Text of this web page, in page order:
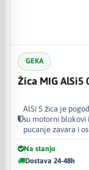
GEKA
Žica MIG AlSi5
AlSi 5 žica je
su motorni blokovi
pucanje zavara i
Na stanju
Dostava 24-48h